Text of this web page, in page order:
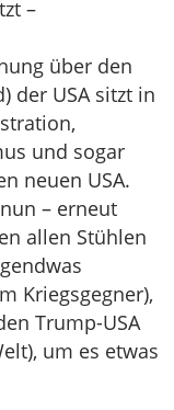
–
über den
der USA sitzt in
und sogar
neuen USA.
– erneut
allen Stühlen
Kriegsgegner),
Trump-USA
um es etwas